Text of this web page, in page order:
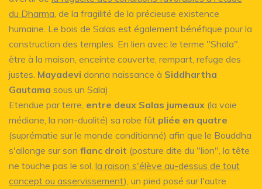
du Dharma , de la fragilité de la précieuse existence
humaine. Le bois de Salas est également bénéfique pour la
construction des temples. En lien avec le terme "Shala",
être à la maison, enceinte couverte, rempart, refuge des
justes. Mayadevi donna naissance à Siddhartha
Gautama sous un Sala)
Etendue par terre, entre deux Salas jumeaux (la voie
médiane, la non-dualité) sa robe fût pliée en quatre
(suprématie sur le monde conditionné) afin que le Bouddha
s'allonge sur son flanc droit (posture dite du "lion", la tête
ne touche pas le sol, la raison s'élève au-dessus de tout
concept ou asservissement), un pied posé sur l'autre